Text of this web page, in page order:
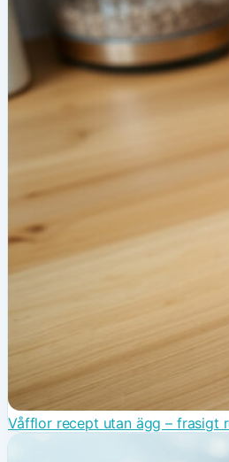
Våfflor recept utan ägg – frasigt